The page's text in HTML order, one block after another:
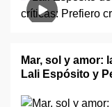
Mar, sol y amor:
Lali Espósito y